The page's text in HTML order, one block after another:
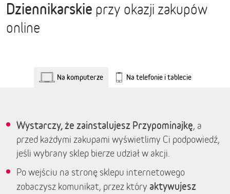
Dziennikarskie przy okazji zakupów
online
Na komputerze Na telefonie i tablecie
Wystarczy, że zainstalujesz Przypominajkę, a
przed każdymi zakupami wyświetlimy Ci podpowiedź,
jeśli wybrany sklep bierze udział w akcji.
Po wejściu na stronę sklepu internetowego
zobaczysz komunikat, przez który aktywujesz